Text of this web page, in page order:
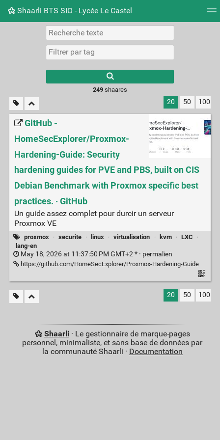
Shaarli BTS SIO - Lycée Le Castel
Nuage de tags Mur d'images
249shaares
20 50 100
GitHub -
HomeSecExplorer/Proxmox-
Hardening-Guide: Security
hardening guides for PVE and PBS, built on CIS
Debian Benchmark with Proxmox specific best
practices. · GitHub
Un guide assez complet pour durcir un serveur
Proxmox VE
proxmox · securite · linux · virtualisation · kvm · LXC
·
lang-en
May 18, 2026 at 11:37:50 PM GMT+2 * · permalien
https://github.com/HomeSecExplorer/Proxmox-Hardening-Guide
20 50 100
Shaarli· Le gestionnaire de marque-pages
personnel, minimaliste, et sans base de données par
la communauté Shaarli · Documentation